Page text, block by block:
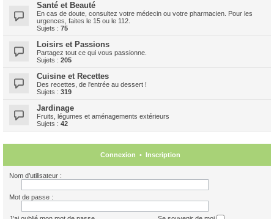
Santé et Beauté
En cas de doute, consultez votre médecin ou votre pharmacien. Pour les
urgences, faites le 15 ou le 112.
Sujets : 75
Loisirs et Passions
Partagez tout ce qui vous passionne.
Sujets : 205
Cuisine et Recettes
Des recettes, de l'entrée au dessert !
Sujets : 319
Jardinage
Fruits, légumes et aménagements extérieurs
Sujets : 42
Connexion • Inscription
Nom d’utilisateur :
Mot de passe :